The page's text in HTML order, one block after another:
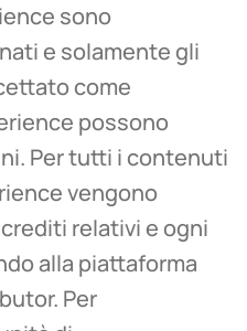
sono
e solamente gli
come
possono
Per tutti i contenuti
vengono
relativi e ogni
alla piattaforma
Per